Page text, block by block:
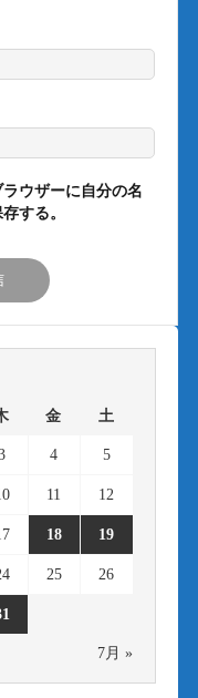
ウザーに自分の名
する。
金 土
4 5
11 12
18 19
25 26
7月 »